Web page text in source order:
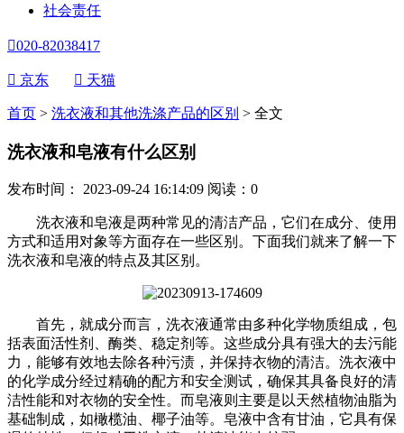
社会责任
020-82038417
 京东  天猫
首页 > 洗衣液和其他洗涤产品的区别 > 全文
洗衣液和皂液有什么区别
发布时间： 2023-09-24 16:14:09 阅读： 0
洗衣液和皂液是两种常见的清洁产品，它们在成分、使用
方式和适用对象等方面存在一些区别。下面我们就来了解一下
洗衣液和皂液的特点及其区别。
首先，就成分而言，洗衣液通常由多种化学物质组成，包
括表面活性剂、酶类、稳定剂等。这些成分具有强大的去污能
力，能够有效地去除各种污渍，并保持衣物的清洁。洗衣液中
的化学成分经过精确的配方和安全测试，确保其具备良好的清
洁性能和对衣物的安全性。而皂液则主要是以天然植物油脂为
基础制成，如橄榄油、椰子油等。皂液中含有甘油，它具有保